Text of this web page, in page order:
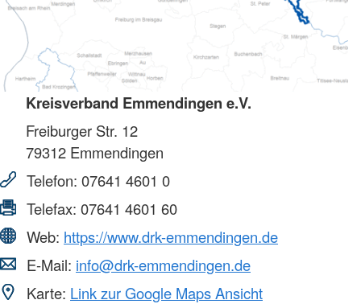
Kreisverband Emmendingen e.V.
Freiburger Str. 12
79312 Emmendingen
Telefon: 07641 4601 0
Telefax: 07641 4601 60
Web: https://www.drk-emmendingen.de
E-Mail: info@drk-emmendingen.de
Karte: Link zur Google Maps Ansicht